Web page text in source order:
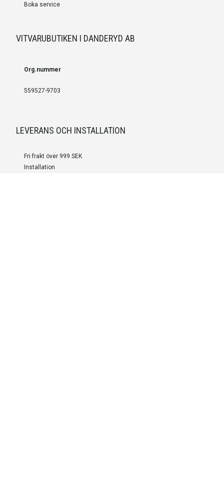
Boka service
VITVARUBUTIKEN I DANDERYD AB
Org.nummer
559527-9703
LEVERANS OCH INSTALLATION
Fri frakt över 999 SEK
Installation